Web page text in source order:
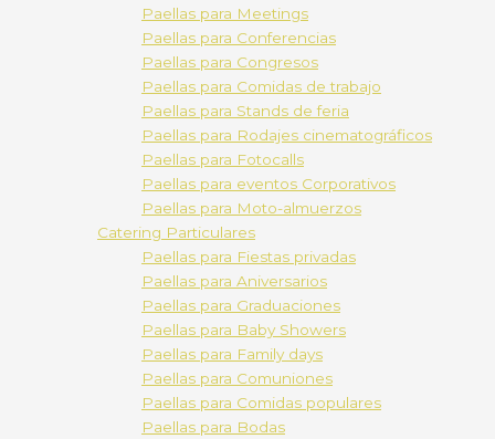
Paellas para Meetings
Paellas para Conferencias
Paellas para Congresos
Paellas para Comidas de trabajo
Paellas para Stands de feria
Paellas para Rodajes cinematográficos
Paellas para Fotocalls
Paellas para eventos Corporativos
Paellas para Moto-almuerzos
Catering Particulares
Paellas para Fiestas privadas
Paellas para Aniversarios
Paellas para Graduaciones
Paellas para Baby Showers
Paellas para Family days
Paellas para Comuniones
Paellas para Comidas populares
Paellas para Bodas